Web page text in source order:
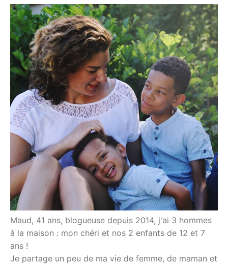
Maud, 41 ans, blogueuse depuis 2014, j'ai 3 hommes
à la maison : mon chéri et nos 2 enfants de 12 et 7
ans !
Je partage un peu de ma vie de femme, de maman et